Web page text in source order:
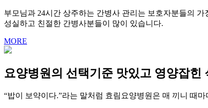
부모님과 24시간 상주하는 간병사 관리는 보호자분들의
성실하고 친절한 간병사분들이 많이 있습니다.
MORE
요양병원의 선택기준 맛있고 영양잡힌
“밥이 보약이다.”라는 말처럼 효림요양병원은 매 끼니 때